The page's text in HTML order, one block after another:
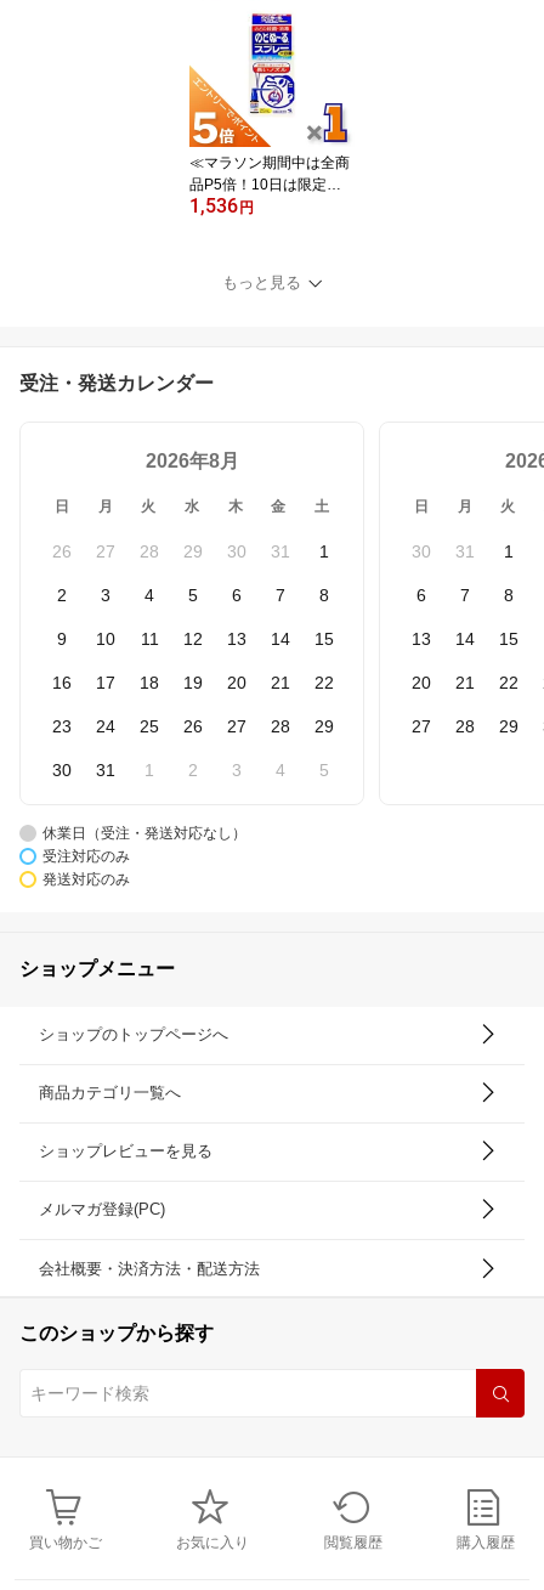
40枚 ×1個 ※セルフメデ
ィケーション税制対象
〔肩こり・腰痛〕
≪マラソン期間中は全商
品P5倍！10日は限定先
着クーポン有≫【第3類
〔殺菌・消毒〕
1,536円
もっと見る
受注・発送カレンダー
2026年8月
日 月 火 水 木 金 土
26 27 28 29 30 31 1
2 3 4 5 6 7 8
9 10 11 12 13 14 15
16 17 18 19 20 21 22
23 24 25 26 27 28 29
30 31 1 2 3 4 5
日 月 火
30 31 1
6 7 8
13 14 15
20 21 22
27 28 29
休業日（受注・発送対応なし）
受注対応のみ
発送対応のみ
ショップメニュー
ショップのトップページへ
商品カテゴリ一覧へ
ショップレビューを見る
メルマガ登録(PC)
会社概要・決済方法・配送方法
このショップから探す
買い物かご お気に入り 閲覧履歴 購入履歴